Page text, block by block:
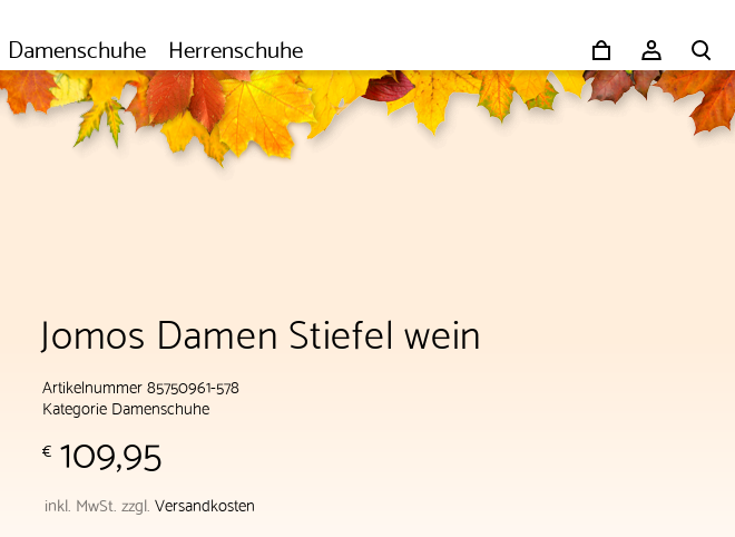
Damenschuhe Herrenschuhe
Jomos Damen Stiefel wein
Artikelnummer 85750961-578
KategorieDamenschuhe
€ 109,95
inkl. MwSt.zzgl.Versandkosten